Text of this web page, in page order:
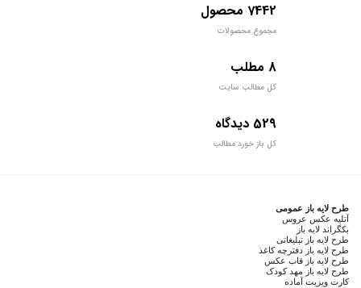
7442 محصول
مجموع محصولات
8 مطلب
کل مطالب سایت
529 دیدگاه
کل باز خورد مطالب
طرح لایه باز عمومی
آتلیه عکس عروس
بکگراند لایه باز
طرح لایه باز تبلیغاتی
طرح لایه باز دفترچه کاغذ
طرح لایه باز قاب عکس
طرح لایه باز مهد کودک
کارت ویزیت آماده